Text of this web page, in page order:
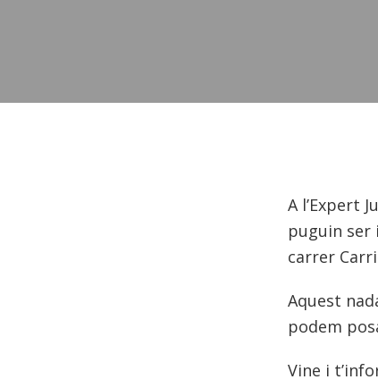
A l’Expert
puguin ser
carrer
Aquest
podem
Vine i